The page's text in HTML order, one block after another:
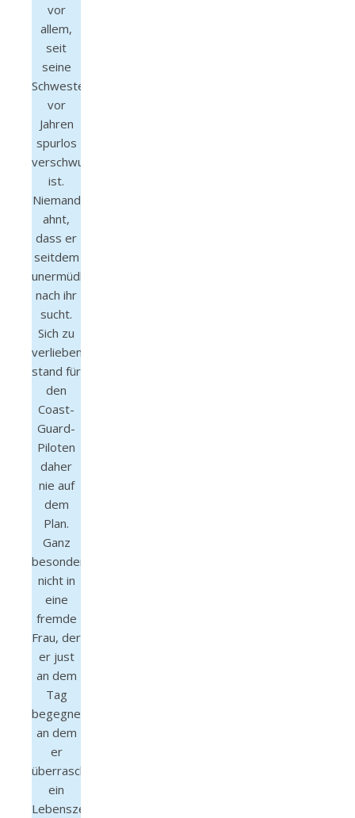
vor
allem,
seit
seine
Schwester
vor
Jahren
spurlos
verschwunden
ist.
Niemand
ahnt,
dass er
seitdem
unermüdlich
nach ihr
sucht.
Sich zu
verlieben
stand für
den
Coast-
Guard-
Piloten
daher
nie auf
dem
Plan.
Ganz
besonders
nicht in
eine
fremde
Frau, der
er just
an dem
Tag
begegnet,
an dem
er
überraschend
ein
Lebenszeichen